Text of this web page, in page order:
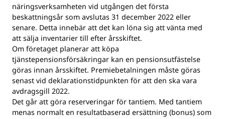
näringsverksamheten vid utgången det första
beskattningsår som avslutas 31 december 2022 eller
senare. Detta innebär att det kan löna sig att vänta med
att sälja inventarier till efter årsskiftet.
Om företaget planerar att köpa
tjänstepensionsförsäkringar kan en pensionsutfästelse
göras innan årsskiftet. Premiebetalningen måste göras
senast vid deklarationstidpunkten för att den ska vara
avdragsgill 2022.
Det går att göra reserveringar för tantiem. Med tantiem
menas normalt en resultatbaserad ersättning (bonus) som